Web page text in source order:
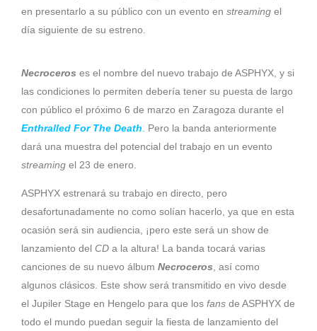
en presentarlo a su público con un evento en streaming el
día siguiente de su estreno.
Necroceros es el nombre del nuevo trabajo de ASPHYX, y si
las condiciones lo permiten debería tener su puesta de largo
con público el próximo 6 de marzo en Zaragoza durante el
Enthralled For The Death. Pero la banda anteriormente
dará una muestra del potencial del trabajo en un evento
streaming el 23 de enero.
ASPHYX estrenará su trabajo en directo, pero
desafortunadamente no como solían hacerlo, ya que en esta
ocasión será sin audiencia, ¡pero este será un show de
lanzamiento del CD a la altura! La banda tocará varias
canciones de su nuevo álbum Necroceros, así como
algunos clásicos. Este show será transmitido en vivo desde
el Jupiler Stage en Hengelo para que los fans de ASPHYX de
todo el mundo puedan seguir la fiesta de lanzamiento del